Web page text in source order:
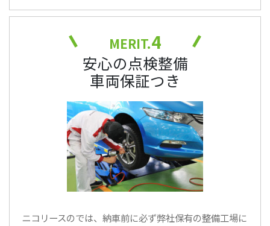
MERIT.4
安心の点検整備
車両保証つき
ニコリースのでは、納車前に必ず弊社保有の整備工場に